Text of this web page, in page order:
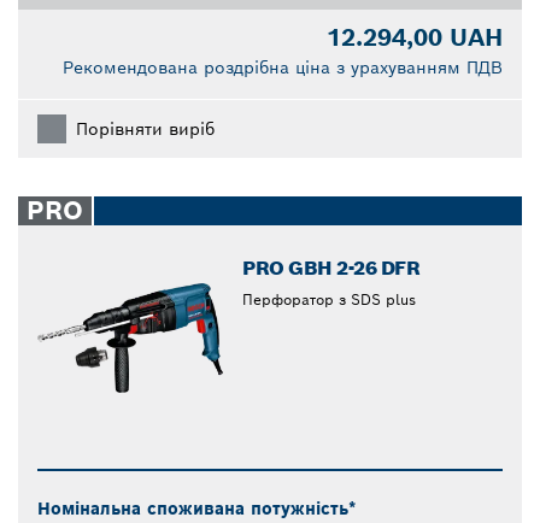
12.294,00 UAH
Рекомендована роздрібна ціна з урахуванням ПДВ
Порівняти виріб
PRO
PRO GBH 2-26 DFR
Перфоратор з SDS plus
Номінальна споживана потужність*